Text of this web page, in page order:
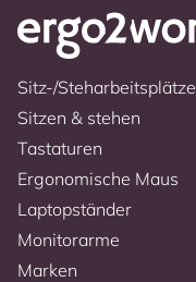
Sitz-/Steharbeitsplätze
Sitzen & stehen
Tastaturen
Ergonomische Maus
Laptopständer
Monitorarme
Marken